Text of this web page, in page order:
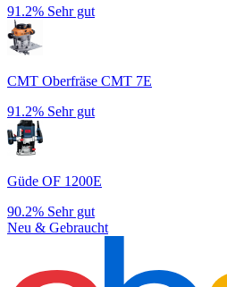
91.2% Sehr gut
CMT Oberfräse CMT 7E
91.2% Sehr gut
Güde OF 1200E
90.2% Sehr gut
Neu & Gebraucht